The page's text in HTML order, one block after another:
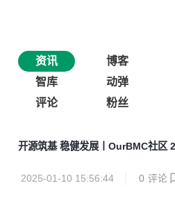
资讯 博客
智库
动弹
评论
粉丝
开源筑基 稳健发展丨OurBMC社区
2025-01-10 15:56:44 0 评论